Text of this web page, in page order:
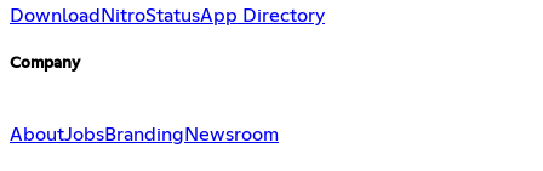
Download NitroStatusApp Directory
Company
AboutJobsBranding Newsroom